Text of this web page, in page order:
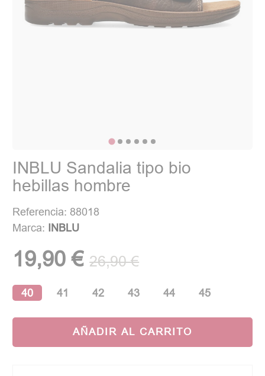
INBLU Sandalia tipo bio
hebillas hombre
Referencia: 88018
Marca: INBLU
19,90 € 26,90 €
40 41 42 43 44 45
AÑADIR AL CARRITO